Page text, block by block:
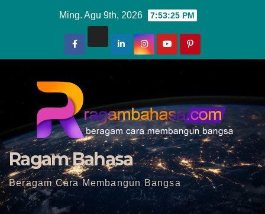
Ming. Agu 9th, 2026 7:53:27 PM
Ragam Bahasa
Beragam Cara Membangun Bangsa